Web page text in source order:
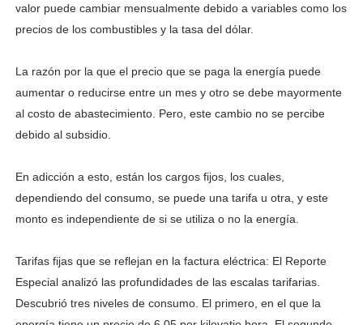
valor puede cambiar mensualmente debido a variables como los
precios de los combustibles y la tasa del dólar.
La razón por la que el precio que se paga la energía puede
aumentar o reducirse entre un mes y otro se debe mayormente
al costo de abastecimiento. Pero, este cambio no se percibe
debido al subsidio.
En adicción a esto, están los cargos fijos, los cuales,
dependiendo del consumo, se puede una tarifa u otra, y este
monto es independiente de si se utiliza o no la energía.
Tarifas fijas que se reflejan en la factura eléctrica: El Reporte
Especial analizó las profundidades de las escalas tarifarias.
Descubrió tres niveles de consumo. El primero, en el que la